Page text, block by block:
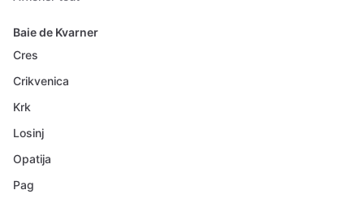
Baie de Kvarner
Cres
Crikvenica
Krk
Losinj
Opatija
Pag